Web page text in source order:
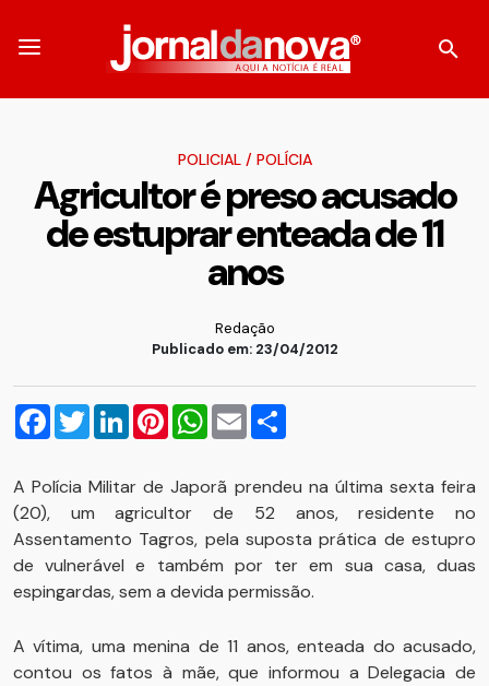
POLICIAL/ POLÍCIA
Agricultor é preso acusado
de estuprar enteada de 11
anos
Redação
Publicado em: 23/04/2012
Facebook
TwitterLinkedInPinterestWhatsApp
Email
A Polícia Militar de Japorã prendeu na última sexta feira
(20), um agricultor de 52 anos, residente no
Assentamento Tagros, pela suposta prática de estupro
de vulnerável e também por ter em sua casa, duas
espingardas, sem a devida permissão.
A vítima, uma menina de 11 anos, enteada do acusado,
contou os fatos à mãe, que informou a Delegacia de